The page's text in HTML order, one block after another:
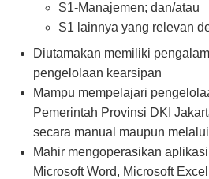
S1-Manajemen; dan/atau
S1 lainnya yang relevan
Diutamakan memiliki
pengelolaan kearsipan
Mampu mempelajari
Pemerintah Provinsi DKI
secara manual maupun
Mahir mengoperasikan
Microsoft Word, Microsoft